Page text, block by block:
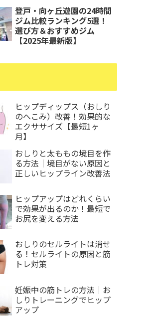
登戸・向ヶ丘遊園の24時間
ジム比較ランキング5選！
選び方＆おすすめジム
【2025年最新版】
ヒップディップス（おしり
のへこみ）改善！効果的な
エクササイズ【最短1ヶ
月】
おしりと太ももの境目を作
る方法｜境目がない原因と
正しいヒップライン改善法
ヒップアップはどれくらい
で効果が出るのか！最短で
お尻を変える方法
おしりのセルライトは消せ
る！セルライトの原因と筋
トレ対策
妊娠中の筋トレの方法｜お
しりトレーニングでヒップ
アップ